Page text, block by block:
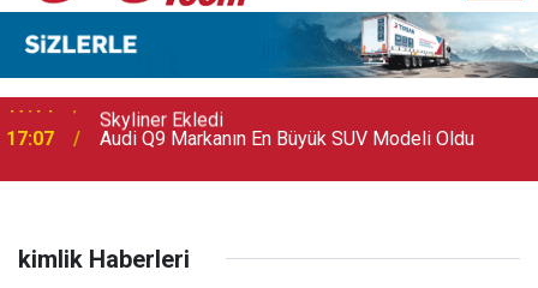
17:14
Metro Turizm 100 Otobüs Yatırımına NEOPLAN
Skyliner Ekledi
17:07
Audi Q9 Markanın En Büyük SUV Modeli Oldu
kimlik Haberleri